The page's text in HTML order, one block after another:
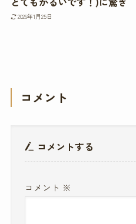
2026年1月25日
コメント
コメントする
コメント ※